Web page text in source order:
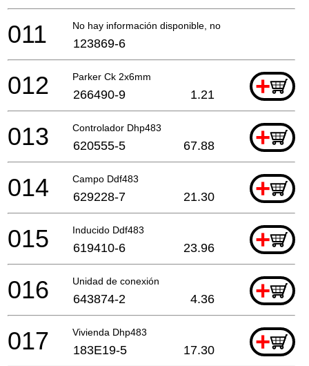
No hay información disponible, no se puede pedir
011 123869-6
Parker Ck 2x6mm +
012 266490-9 1.21
Controlador Dhp483 +
013 620555-5 67.88
Campo Ddf483 +
014 629228-7 21.30
Inducido Ddf483 +
015 619410-6 23.96
Unidad de conexión +
016 643874-2 4.36
Vivienda Dhp483 +
017 183E19-5 17.30